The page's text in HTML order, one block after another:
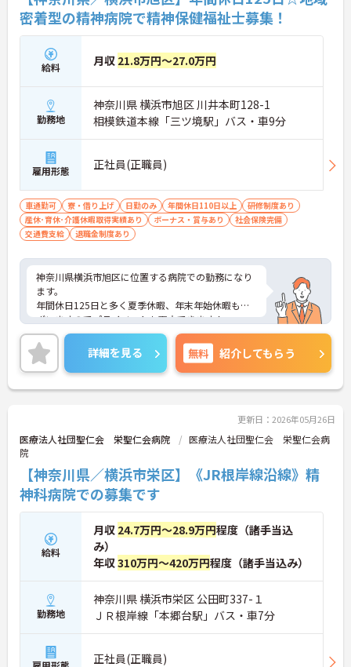
密着型の精神病院で精神保健福祉士募集！
給料 月収 21.8万円～27.0万円
勤務地
神奈川県 横浜市旭区 川井本町128-1
相模鉄道本線「三ツ境駅」バス・車9分
雇用形態 正社員(正職員)
車通勤可 寮・借り上げ 日勤のみ 年間休日110日以上
研修制度あり
産休･育休･介護休暇取得実績あり
ボーナス・賞与あり
社会保険完備
交通費支給
退職金制度あり
神奈川県横浜市旭区に位置する病院での勤務になり
ます。
年間休日125日と多く夏季休暇、年末年始休暇もご
ざいますのでプライベートも両立できます！
ご興味のある方はお気軽にお問い合わせ下さい♪
詳細を見る 無料 紹介してもらう
更新日：2026年05月26日
医療法人社団聖仁会 栄聖仁会病院
医療法人社団聖仁会 栄聖仁会病
院
【神奈川県／横浜市栄区】《JR根岸線沿線》精
神科病院での募集です
給料
月収 24.7万円～28.9万円程度（諸手当込
み）
年収310万円～420万円程度（諸手当込み）
勤務地
神奈川県 横浜市栄区 公田町337-１
ＪＲ根岸線「本郷台駅」バス・車7分
正社員(正職員)